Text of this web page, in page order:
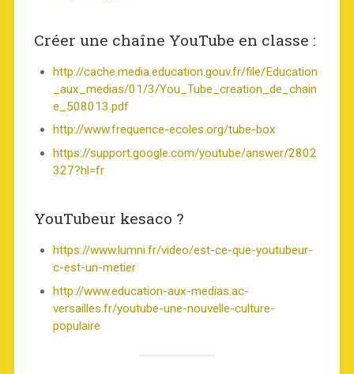
Créer une chaîne YouTube en classe :
http://cache.media.education.gouv.fr/file/Education
_aux_medias/01/3/You_Tube_creation_de_chain
e_508013.pdf
http://www.frequence-ecoles.org/tube-box
https://support.google.com/youtube/answer/2802
327?hl=fr
YouTubeur kesaco ?
https://www.lumni.fr/video/est-ce-que-youtubeur-
c-est-un-metier
http://www.education-aux-medias.ac-
versailles.fr/youtube-une-nouvelle-culture-
populaire